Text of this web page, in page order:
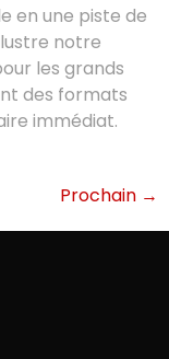
en une piste de
notre
les grands
des formats
immédiat.
Prochain →